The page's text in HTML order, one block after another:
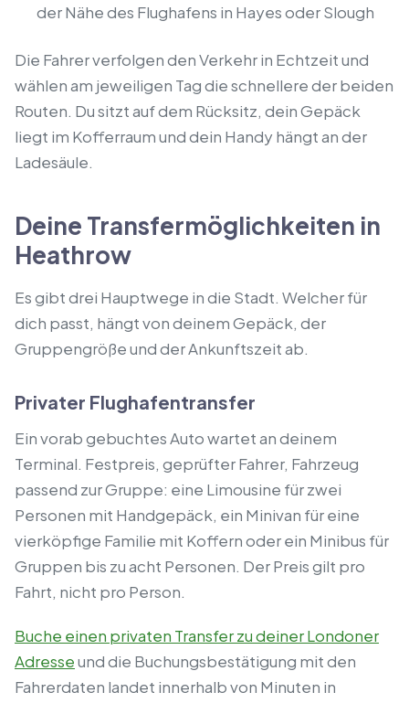
der Nähe des Flughafens in Hayes oder Slough
Die Fahrer verfolgen den Verkehr in Echtzeit und
wählen am jeweiligen Tag die schnellere der beiden
Routen. Du sitzt auf dem Rücksitz, dein Gepäck
liegt im Kofferraum und dein Handy hängt an der
Ladesäule.
Deine Transfermöglichkeiten in
Heathrow
Es gibt drei Hauptwege in die Stadt. Welcher für
dich passt, hängt von deinem Gepäck, der
Gruppengröße und der Ankunftszeit ab.
Privater Flughafentransfer
Ein vorab gebuchtes Auto wartet an deinem
Terminal. Festpreis, geprüfter Fahrer, Fahrzeug
passend zur Gruppe: eine Limousine für zwei
Personen mit Handgepäck, ein Minivan für eine
vierköpfige Familie mit Koffern oder ein Minibus für
Gruppen bis zu acht Personen. Der Preis gilt pro
Fahrt, nicht pro Person.
Buche einen privaten Transfer zu deiner Londoner
Adresseund die Buchungsbestätigung mit den
Fahrerdaten landet innerhalb von Minuten in